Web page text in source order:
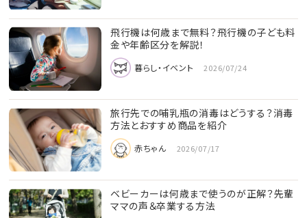
飛行機は何歳まで無料？飛行機の子ども料
金や年齢区分を解説！
暮らし・イベント 2026/07/24
旅行先での哺乳瓶の消毒はどうする？消毒
方法とおすすめ商品を紹介
赤ちゃん 2026/07/17
ベビーカーは何歳まで使うのが正解？先輩
ママの声＆卒業する方法